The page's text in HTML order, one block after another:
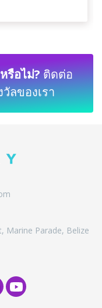
รือไม่?ติดต่อ
ลของเรา
Marine Parade, Belize